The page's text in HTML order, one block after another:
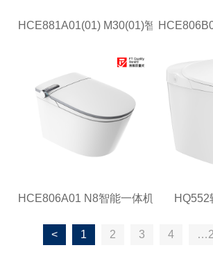
HCE881A01(01) M30(01)智能一体机
HCE806A01 N8智能一体机 HQ552
< 1 2 3 4